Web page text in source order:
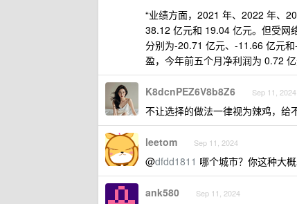
“业绩方面，2021 年、2022 年、
38.12 亿元和 19.04 亿元。但受网
分别为-20.71 亿元、-11.66 亿元
盈，今年前五个月净利润为 0.72
K8dcnPEZ6V8b8Z6 Sep 11, 2024
不让选择的做法一律视为辣鸡，给
leetom Sep 11, 2024
@dfdd1811 哪个城市？你这种大
ank580 Sep 11, 2024